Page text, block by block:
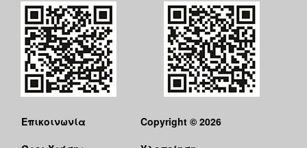
Επικοινωνία
Copyright © 2026